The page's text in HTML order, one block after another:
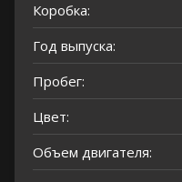
Коробка:
Год выпуска:
Пробег:
Цвет:
Объем двигателя: